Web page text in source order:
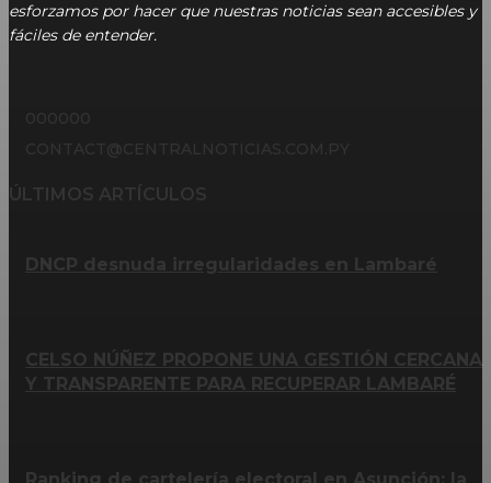
esforzamos por hacer que nuestras noticias sean accesibles y
fáciles de entender.
DNCP desnuda irregularidades en Lambaré
CELSO NÚÑEZ PROPONE UNA GESTIÓN CERCANA
Y TRANSPARENTE PARA RECUPERAR LAMBARÉ